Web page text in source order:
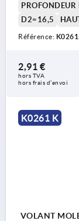
PROFONDEUR
D2=16,5
Référence:
2,91 €
hors TVA
hors frais d’envoi
K0261 K
VOLANT